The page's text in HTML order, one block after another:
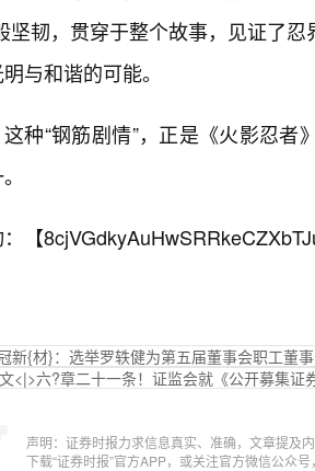
坚韧，贯穿于整个故事，见证了
与和谐的可能。
这种“钢筋剧情”，正是《火影忍
【
新{材}：选举罗轶健为第五届董事会职工董事
<|>六?章二十一条！证监会就《公开募集
声明：证券时报力求信息真实、准确，文章提及
下载“证券时报”官方APP，或关注官方微信公众